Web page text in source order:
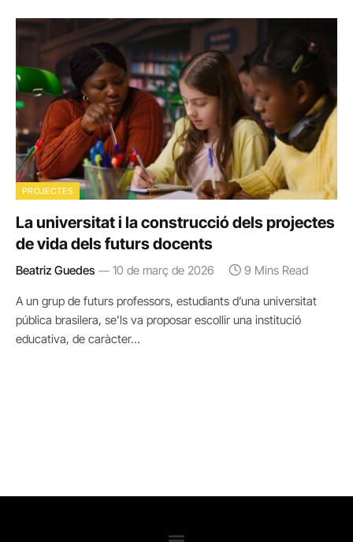
PROJECTES
La universitat i la construcció dels projectes
de vida dels futurs docents
Beatriz Guedes 10 de març de 2026 9 Mins Read
A un grup de futurs professors, estudiants d’una universitat
pública brasilera, se’ls va proposar escollir una institució
educativa, de caràcter…